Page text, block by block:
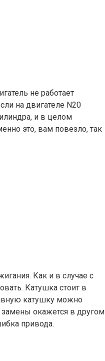
не работает
на двигателе N20
и в целом
это, вам повезло, так
Как и в случае с
Катушка стоит в
катушку можно
замены окажется в другом
привода.